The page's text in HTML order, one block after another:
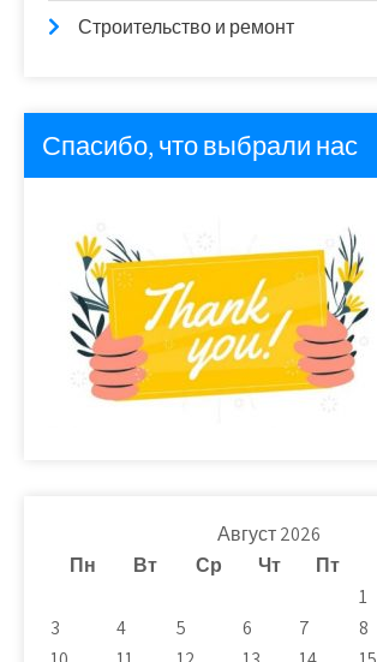
Строительство и ремонт
Спасибо, что выбрали нас
Август 2026
Пн
Вт Ср Чт Пт
1
3
4 5 6 7 8